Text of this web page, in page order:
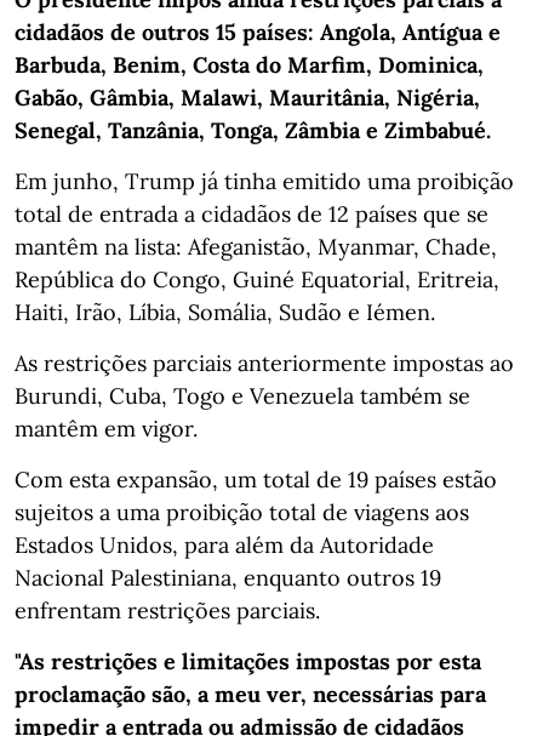
cidadãos de outros 15 países: Angola, Antígua e
Barbuda, Benim, Costa do Marfim, Dominica,
Gabão, Gâmbia, Malawi, Mauritânia, Nigéria,
Senegal, Tanzânia, Tonga, Zâmbia e Zimbabué.
Em junho, Trump já tinha emitido uma proibição
total de entrada a cidadãos de 12 países que se
mantêm na lista: Afeganistão, Myanmar, Chade,
República do Congo, Guiné Equatorial, Eritreia,
Haiti, Irão, Líbia, Somália, Sudão e Iémen.
As restrições parciais anteriormente impostas ao
Burundi, Cuba, Togo e Venezuela também se
mantêm em vigor.
Com esta expansão, um total de 19 países estão
sujeitos a uma proibição total de viagens aos
Estados Unidos, para além da Autoridade
Nacional Palestiniana, enquanto outros 19
enfrentam restrições parciais.
"As restrições e limitações impostas por esta
proclamação são, a meu ver, necessárias para
impedir a entrada ou admissão de cidadãos